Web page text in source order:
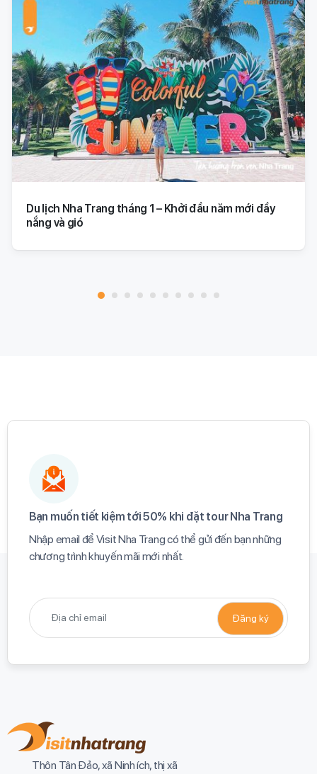
Du lịch Nha Trang tháng 1 – Khởi đầu năm mới đầy
nắng và gió
Bạn muốn tiết kiệm tới 50% khi đặt tour Nha Trang​
Nhập email để Visit Nha Trang có thể gửi đến bạn những
chương trình khuyến mãi mới nhất.​
Thôn Tân Đảo, xã Ninh ích, thị xã